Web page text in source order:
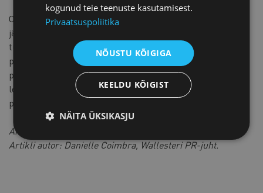
Oleme keskendunud edasisele rahvusvahelisele kasvule,
jätkates samal ajal oma põhitehnoloogia arendamist. Meie
tulevikuplaanide hulka kuulub täiustatud tehisintellektil
põhineva finantsanalüütika turuletoomine ning oleme
pühendunud kestlikkusele, näiteks lubame vähendada
lennutranspordi heitkoguseid DHL-i GoGreen Plus’i
programmi kaudu.
Artikkel ilmus kaubanduskoja ajakirjas Teataja 2/2026
Artikli autor: Danielle Coimbra, Wallesteri PR-juht.
kogunud teie teenuste kasutamisest.
Privaatsuspoliitika
NÕUSTU KÕIGIGA
KEELDU KÕIGIST
NÄITA ÜKSIKASJU